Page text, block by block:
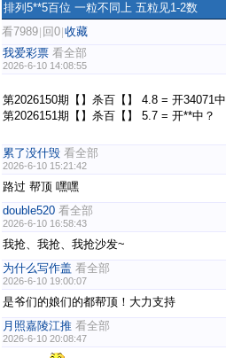
排列5**5百位 一粒不同上 五粒见1-2数
看7989 回0 收藏
我爱彩票 看全部
2026-6-10 14:08:55
第2026150期【】杀百【】 4.8 = 开34071中
第2026151期【】杀百【】 5.7 = 开**中？
累了没什毁 看全部
2026-6-10 15:21:42
路过 帮顶 嘿嘿
double520 看全部
2026-6-10 16:58:43
我抢、我抢、我抢沙发~
为什么写作盖 看全部
2026-6-10 19:00:07
是爷们的娘们的都帮顶！大力支持
月照嘉陵江推 看全部
2026-6-10 20:08:47